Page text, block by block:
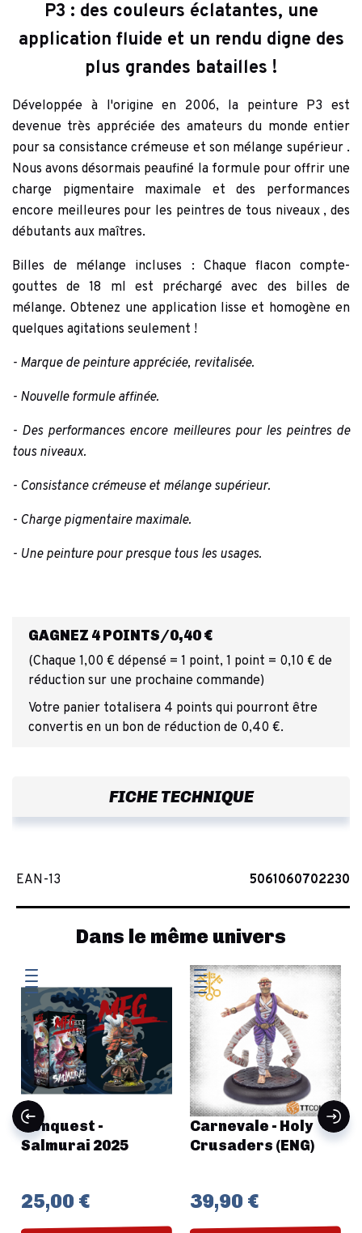
P3 : des couleurs éclatantes, une
application fluide et un rendu digne des
plus grandes batailles !
Développée à l'origine en 2006, la peinture P3 est
devenue très appréciée des amateurs du monde entier
pour sa consistance crémeuse et son mélange supérieur.
Nous avons désormais peaufiné la formulepour offrir une
charge pigmentaire maximale et des performances
encore meilleures pour les peintres de tous niveaux, des
débutants aux maîtres.
Billes de mélange incluses : Chaque flacon compte-
gouttes de 18 ml est préchargé avec des billes de
mélange. Obtenez une application lisse et homogène en
quelques agitations seulement !
- Marque de peinture appréciée, revitalisée.
- Nouvelle formule affinée.
- Des performances encore meilleures pour les peintres de
tous niveaux.
- Consistance crémeuse et mélange supérieur.
- Charge pigmentaire maximale.
- Une peinture pour presque tous les usages.
GAGNEZ 4 POINTS/0,40 €
(Chaque 1,00 € dépensé = 1 point, 1 point = 0,10 € de
réduction sur une prochaine commande)
Votre panier totalisera 4 points qui pourront être
convertis en un bon de réduction de 0,40 €.
FICHE TECHNIQUE
EAN-13 5061060702230
Dans le même univers
Conquest -
Salmurai 2025
25,00 €
Carnevale - Holy
Crusaders (ENG)
39,90 €